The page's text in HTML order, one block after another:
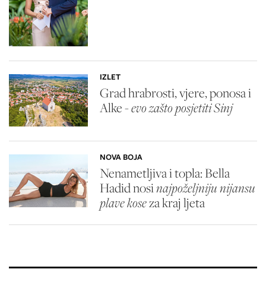
IZLET
Grad hrabrosti, vjere, ponosa i
Alke -evo zašto posjetiti Sinj
NOVA BOJA
Nenametljiva i topla: Bella
Hadid nosinajpoželjniju nijansu
plave koseza kraj ljeta